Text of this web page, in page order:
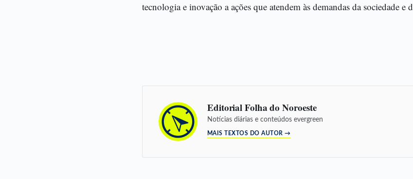
tecnologia e inovação a ações que atendem às demandas da sociedade e
Editorial Folha do Noroeste
Notícias diárias e conteúdos evergreen
MAIS TEXTOS DO AUTOR →